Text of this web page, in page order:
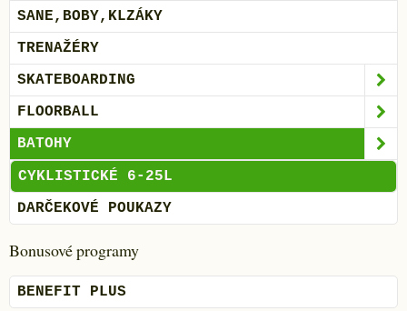
SANE,BOBY,KLZÁKY
TRENAŽÉRY
SKATEBOARDING
FLOORBALL
BATOHY
CYKLISTICKÉ 6-25L
DARČEKOVÉ POUKAZY
Bonusové programy
BENEFIT PLUS